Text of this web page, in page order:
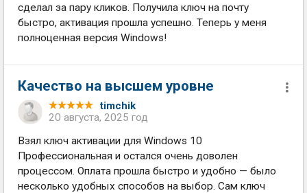
сделал за пару кликов. Получила ключ на почту
быстро, активация прошла успешно. Теперь у меня
полноценная версия Windows!
Качество на высшем уровне
timchik
20 августа, 2025 год
Взял ключ активации для Windows 10
Профессиональная и остался очень доволен
процессом. Оплата прошла быстро и удобно — было
несколько удобных способов на выбор. Сам ключ